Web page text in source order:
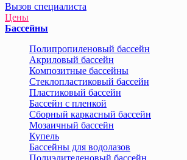
Вызов специалиста
Цены
Бассейны
Полипропиленовый бассейн
Акриловый бассейн
Композитные бассейны
Стеклопластиковый бассейн
Пластиковый бассейн
Бассейн с пленкой
Сборный каркасный бассейн
Мозаичный бассейн
Купель
Бассейны для водолазов
Полиэлителеновый бассейн